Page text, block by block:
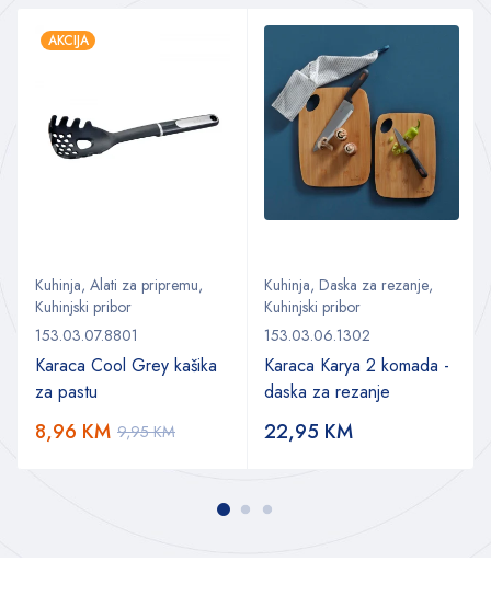
AKCIJA
Kuhinja, Alati za pripremu,
Kuhinjski pribor
153.03.07.8801
Karaca Cool Grey kašika
za pastu
9,95KM
8,96 KM
Kuhinja, Daska za rezanje,
Kuhinjski pribor
153.03.06.1302
Karaca Karya 2 komada -
daska za rezanje
22,95 KM